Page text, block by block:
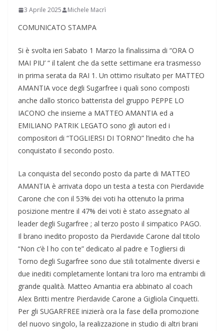
3 Aprile 2025 Michele Macrì
COMUNICATO STAMPA
Si è svolta ieri Sabato 1 Marzo la finalissima di “ORA O
MAI PIU’ “ il talent che da sette settimane era trasmesso
in prima serata da RAI 1. Un ottimo risultato per MATTEO
AMANTIA voce degli Sugarfree i quali sono composti
anche dallo storico batterista del gruppo PEPPE LO
IACONO che insieme a MATTEO AMANTIA ed a
EMILIANO PATRIK LEGATO sono gli autori ed i
compositori di “TOGLIERSI DI TORNO” l’inedito che ha
conquistato il secondo posto.
La conquista del secondo posto da parte di MATTEO
AMANTIA è arrivata dopo un testa a testa con Pierdavide
Carone che con il 53% dei voti ha ottenuto la prima
posizione mentre il 47% dei voti è stato assegnato al
leader degli Sugarfree ; al terzo posto il simpatico PAGO.
Il brano inedito proposto da Pierdavide Carone dal titolo
“Non c’è l ho con te” dedicato al padre e Togliersi di
Torno degli Sugarfree sono due stili totalmente diversi e
due inediti completamente lontani tra loro ma entrambi di
grande qualità. Matteo Amantia era abbinato al coach
Alex Britti mentre Pierdavide Carone a Gigliola Cinquetti.
Per gli SUGARFREE inizierà ora la fase della promozione
del nuovo singolo, la realizzazione in studio di altri brani